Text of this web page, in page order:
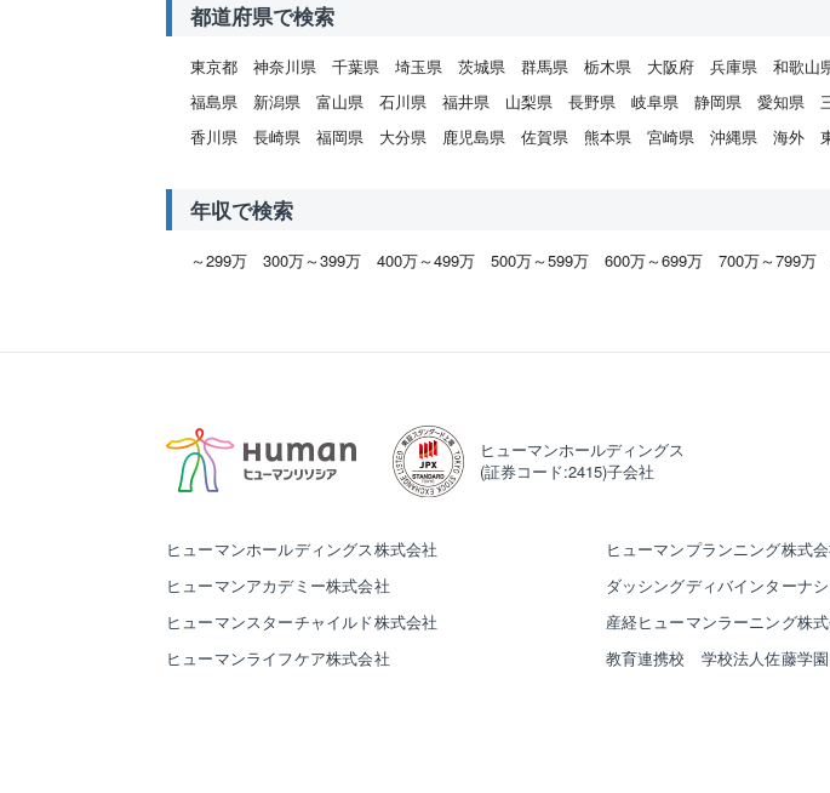
都道府県で検索
東京都 神奈川県 千葉県 埼玉県 茨城県 群馬県 栃木県 大阪府 兵庫県 和歌山
福島県
新潟県 富山県 石川県 福井県 山梨県 長野県 岐阜県 静岡県 愛知県
香川県
長崎県 福岡県 大分県 鹿児島県 佐賀県 熊本県 宮崎県 沖縄県 海外
年収で検索
～299万 300万～399万 400万～499万 500万～599万 600万～699万 700万～799万
ヒューマンホールディングス
(証券コード:2415)子会社
ヒューマンホールディングス株式会社
ヒューマンアカデミー株式会社
ヒューマンスターチャイルド株式会社
ヒューマンライフケア株式会社
ヒューマンプランニング株式
ダッシングディバインターナ
産経ヒューマンラーニング株
教育連携校 学校法人佐藤学園